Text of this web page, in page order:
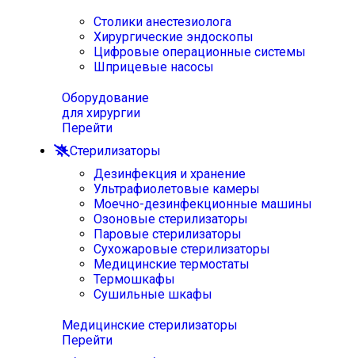
Столики анестезиолога
Хирургические эндоскопы
Цифровые операционные системы
Шприцевые насосы
Оборудование
для хирургии
Перейти
Стерилизаторы
Дезинфекция и хранение
Ультрафиолетовые камеры
Моечно-дезинфекционные машины
Озоновые стерилизаторы
Паровые стерилизаторы
Сухожаровые стерилизаторы
Медицинские термостаты
Термошкафы
Сушильные шкафы
Медицинские стерилизаторы
Перейти